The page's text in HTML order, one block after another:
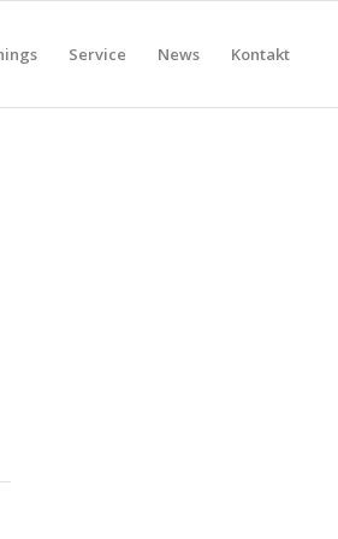
Service News Kontakt